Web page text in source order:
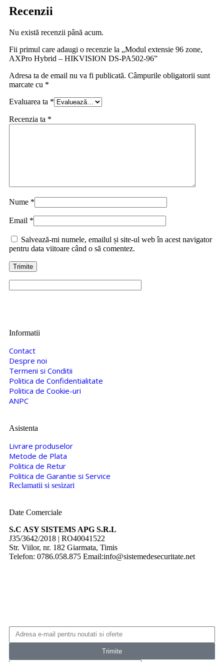
Recenzii
Nu există recenzii până acum.
Fii primul care adaugi o recenzie la „Modul extensie 96 zone,
AXPro Hybrid – HIKVISION DS-PA502-96”
Adresa ta de email nu va fi publicată. Câmpurile obligatorii sunt
marcate cu *
Evaluarea ta *
Recenzia ta *
Nume *
Email *
Salvează-mi numele, emailul și site-ul web în acest navigator
pentru data viitoare când o să comentez.
Informatii
Contact
Despre noi
Termeni si Conditii
Politica de Confidentialitate
Politica de Cookie-uri
ANPC
Asistenta
Livrare produselor
Metode de Plata
Politica de Retur
Politica de Garantie si Service
Reclamatii si sesizari
Date Comerciale
S.C ASY SISTEMS APG S.R.L
J35/3642/2018 | RO40041522
Str. Viilor, nr. 182 Giarmata, Timis
Telefon: 0786.058.875 Email:info@sistemedesecuritate.net
Trimite